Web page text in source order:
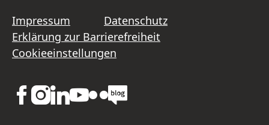
Impressum
Datenschutz
Erklärung zur Barrierefreiheit
Cookieeinstellungen